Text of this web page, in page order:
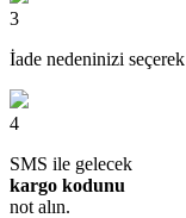
3
İade nedeninizi seçerek
4
SMS ile gelecek
kargo kodunu
not alın.